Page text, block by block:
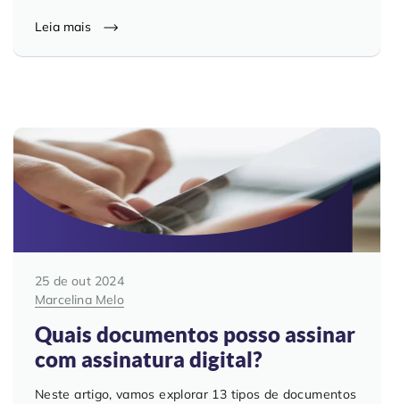
Leia mais
25 de out 2024
Marcelina Melo
Quais documentos posso assinar
com assinatura digital?
Neste artigo, vamos explorar 13 tipos de documentos